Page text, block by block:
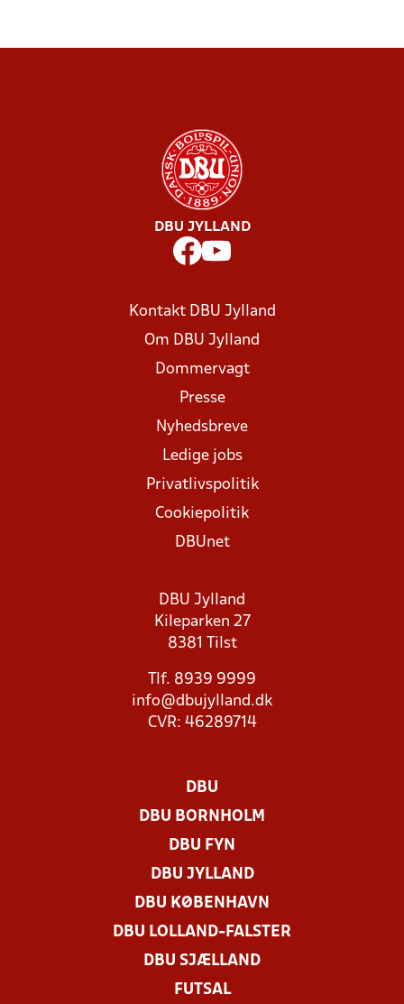
DBU JYLLAND
Kontakt DBU Jylland
Om DBU Jylland
Dommervagt
Presse
Nyhedsbreve
Ledige jobs
Privatlivspolitik
Cookiepolitik
DBUnet
DBU Jylland
Kileparken 27
8381 Tilst
Tlf. 8939 9999
info@dbujylland.dk
CVR: 46289714
DBU
DBU BORNHOLM
DBU FYN
DBU JYLLAND
DBU KØBENHAVN
DBU LOLLAND-FALSTER
DBU SJÆLLAND
FUTSAL